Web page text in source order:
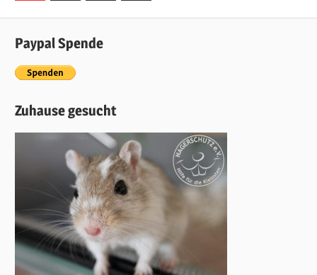
navigation
Paypal Spende
Zuhause gesucht